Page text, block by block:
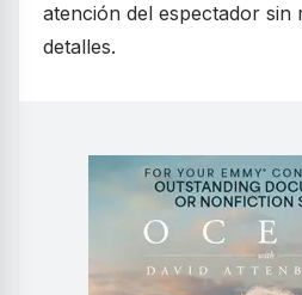
atención del espectador sin
detalles.